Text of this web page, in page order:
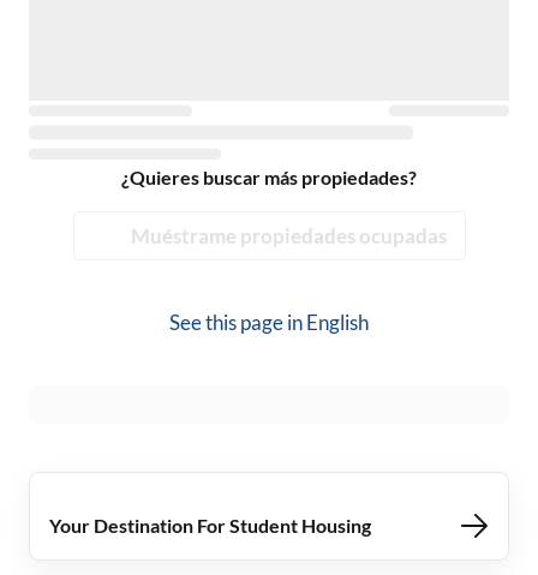
¿Quieres buscar más propiedades?
Muéstrame propiedades ocupadas
See this page inEnglish
Your Destination For Student Housing